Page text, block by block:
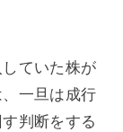
ていた株が
一旦は成行
判断をする